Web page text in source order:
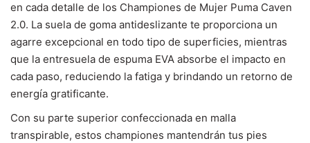
en cada detalle de los Championes de Mujer Puma Caven
2.0. La suela de goma antideslizante te proporciona un
agarre excepcional en todo tipo de superficies, mientras
que la entresuela de espuma EVA absorbe el impacto en
cada paso, reduciendo la fatiga y brindando un retorno de
energía gratificante.
Con su parte superior confeccionada en malla
transpirable, estos championes mantendrán tus pies